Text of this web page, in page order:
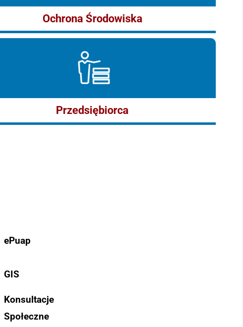
Ochrona Środowiska
Przedsiębiorca
ePuap
GIS
Konsultacje
Społeczne